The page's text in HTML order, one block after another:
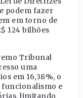
podem fazer
em torno de
124 bilhões
Tribunal
uma
em 16,38%, o
funcionalismo e
limitando